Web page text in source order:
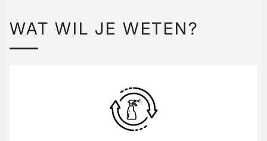
WAT WIL JE WETEN?